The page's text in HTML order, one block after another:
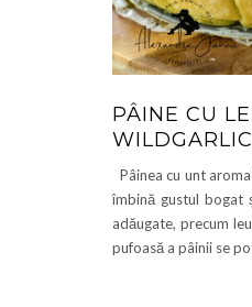
PÂINE CU
Pâinea cu unt
îmbină gustul bogat
adăugate, precum
pufoasă a pâinii se